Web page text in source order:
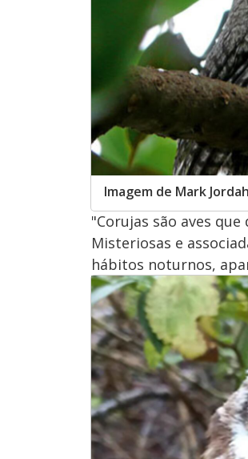
Imagem de Mark
"Corujas são aves
Misteriosas e
hábitos noturnos,